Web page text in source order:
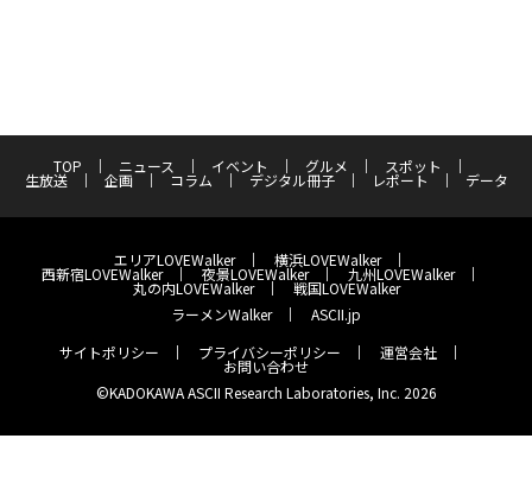
TOP ニュース イベント グルメ スポット
生放送 企画 コラム デジタル冊子 レポート データ
エリアLOVEWalker 横浜LOVEWalker
西新宿LOVEWalker 夜景LOVEWalker 九州LOVEWalker
丸の内LOVEWalker
戦国LOVEWalker
ラーメンWalker
ASCII.jp
サイトポリシー
プライバシーポリシー 運営会社
お問い合わせ
©KADOKAWA ASCII Research Laboratories, Inc. 2026